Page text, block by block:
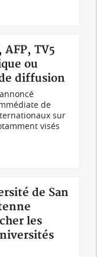
TV5
ou
diffusion
de
sur
visés
de San
les